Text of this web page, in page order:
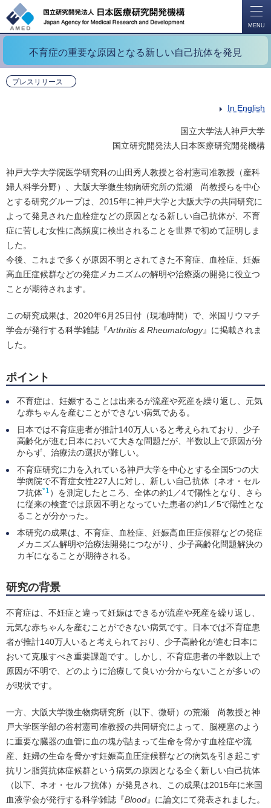
MENU
不育症の重要な原因となる新しい自己抗体を発見
プレスリリース
In English
国立大学法人神戸大学
国立研究開発法人日本医療研究開発機構
神戸大学大学院医学研究科の山田秀人教授と谷村憲司准教授（産科
婦人科学分野）、大阪大学微生物病研究所の荒瀬 尚教授らを中心
とする研究グループは、2015年に神戸大学と大阪大学の共同研究に
よって発見された血栓症などの原因となる新しい自己抗体が、不育
症に苦しむ女性に高頻度に検出されることを世界で初めて証明しま
した。
今後、これまで多くが原因不明とされてきた不育症、血栓症、妊娠
高血圧症候群などの発症メカニズムの解明や治療薬の開発に役立つ
ことが期待されます。
この研究成果は、2020年6月25日付（現地時間）で、米国リウマチ
学会が発行する科学雑誌『Arthritis & Rheumatology』に掲載されま
した。
ポイント
不育症は、妊娠することは出来るが流産や死産を繰り返し、元気
な赤ちゃんを産むことができない病気である。
日本では不育症患者が推計140万人いると考えられており、少子
高齢化が進む日本において大きな問題だが、半数以上で原因が分
からず、治療法の選択が難しい。
不育症研究に力を入れている神戸大学を中心とする全国5つの大
学病院で不育症女性227人に対し、新しい自己抗体（ネオ・セル
フ抗体*1 ）を測定したところ、全体の約1／4で陽性となり、さら
に従来の検査では原因不明となっていた患者の約1／5で陽性とな
ることが分かった。
本研究の成果は、不育症、血栓症、妊娠高血圧症候群などの発症
メカニズム解明や治療法開発につながり、少子高齢化問題解決の
カギになることが期待される。
研究の背景
不育症は、不妊症と違って妊娠はできるが流産や死産を繰り返し、
元気な赤ちゃんを産むことができない病気です。日本では不育症患
者が推計140万人いると考えられており、少子高齢化が進む日本に
おいて克服すべき重要課題です。しかし、不育症患者の半数以上で
原因が不明で、どのように治療して良いか分からないことが多いの
が現状です。
一方、大阪大学微生物病研究所（以下、微研）の荒瀬 尚教授と神
戸大学医学部の谷村憲司准教授の共同研究によって、脳梗塞のよう
に重要な臓器の血管に血の塊が詰まって生命を脅かす血栓症や流
産、妊婦の生命を脅かす妊娠高血圧症候群などの病気を引き起こす
抗リン脂質抗体症候群という病気の原因となる全く新しい自己抗体
（以下、ネオ・セルフ抗体）が発見され、この成果は2015年に米国
血液学会が発行する科学雑誌『Blood』に論文にて発表されました。